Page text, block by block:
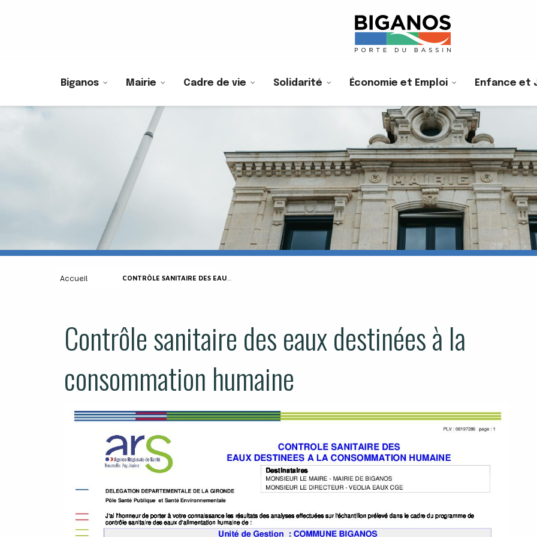
Biganos Mairie Cadre de vie Solidarité Économie et Emploi Enfance et
Accueil CONTRÔLE SANITAIRE DES EAUX DESTINÉES À LA CONSOMMATION HUMAINE
Contrôle sanitaire des eaux destinées à la
consommation humaine